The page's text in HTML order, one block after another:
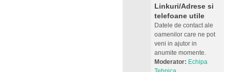
Linkuri/Adrese si
telefoane utile
Datele de contact ale
oamenilor care ne pot
veni in ajutor in
anumite momente.
Moderator: Echipa